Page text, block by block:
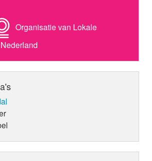
Organisatie van Lokale